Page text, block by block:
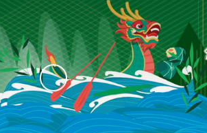
Skip to Main Content